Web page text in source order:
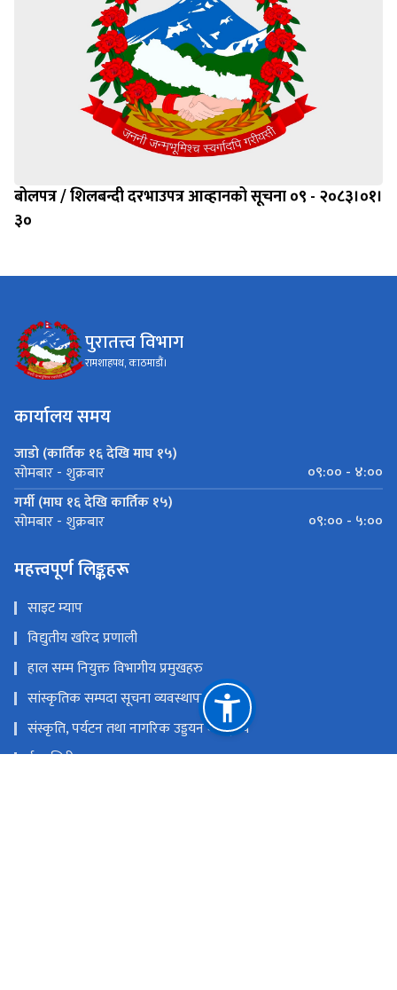
बोलपत्र / शिलबन्दी दरभाउपत्र आव्हानको सूचना ०९ - २०८३।०१।
३०
पुरातत्त्व विभाग
रामशाहपथ, काठमाडौं।
कार्यालय समय
जाडो (कार्तिक १६ देखि माघ १५)
सोमबार - शुक्रबार
०९:०० - ४:००
गर्मी (माघ १६ देखि कार्तिक १५)
सोमबार - शुक्रबार ०९:०० - ५:००
महत्त्वपूर्ण लिङ्कहरू
साइट म्याप
विद्युतीय खरिद प्रणाली
हाल सम्म नियुक्त विभागीय प्रमुखहरु
सांस्कृतिक सम्पदा सूचना व्यवस्थापन प्रणाली
संस्कृति, पर्यटन तथा नागरिक उड्डयन मन्त्रा्लय
ई-हाजिरी